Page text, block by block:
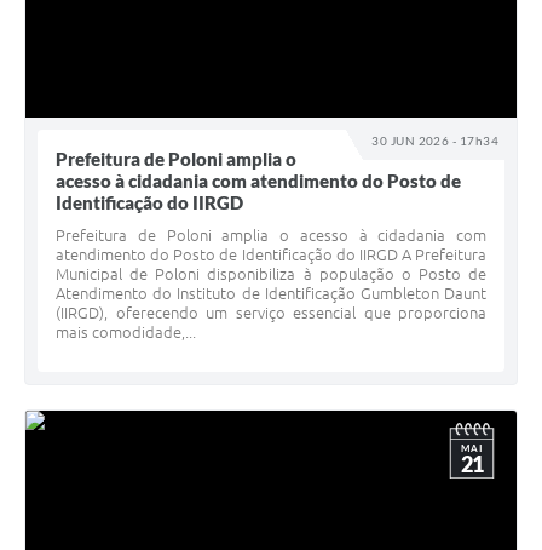
30 JUN 2026 - 17h34
Prefeitura de Poloni amplia o
acesso à cidadania com atendimento do Posto de
Identificação do IIRGD
Prefeitura de Poloni amplia o acesso à cidadania com
atendimento do Posto de Identificação do IIRGD A Prefeitura
Municipal de Poloni disponibiliza à população o Posto de
Atendimento do Instituto de Identificação Gumbleton Daunt
(IIRGD), oferecendo um serviço essencial que proporciona
mais comodidade,...
MAI
21